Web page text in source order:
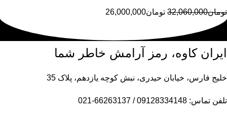
تومان32,060,000 تومان26,000,000
ایران کاوه، رمز آرامش خاطر شما
خلیج فارس، خیابان حیدری، نبش کوچه یازدهم، پلاک 35
تلفن تماس: 09128334148 / 66263137-021